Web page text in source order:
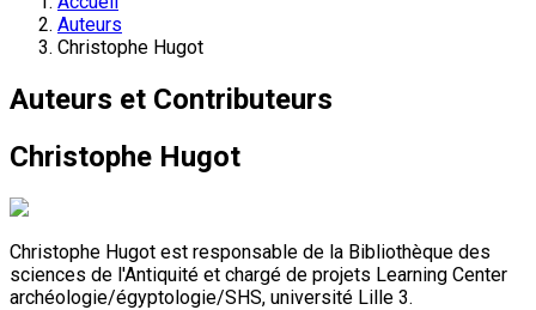
Auteurs
Christophe Hugot
Auteurs et Contributeurs
Christophe Hugot
Christophe Hugot est responsable de la Bibliothèque des
sciences de l'Antiquité et chargé de projets Learning Center
archéologie/égyptologie/SHS, université Lille 3.